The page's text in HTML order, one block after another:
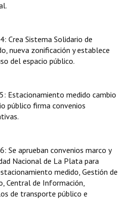
Crea Sistema Solidario de
nueva zonificación y establece
del espacio público.
Estacionamiento medido cambio
público firma convenios
Se aprueban convenios marco y
Nacional de La Plata para
medido, Gestión de
Central de Información,
de transporte público e